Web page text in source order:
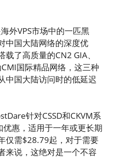
外VPS市场中的一匹黑
中国大陆网络的深度优
了高质量的CN2 GIA、
国际精品网络，这三种
中国大陆访问时的低延迟
针对CSSD和CKVM系
优惠，适用于一年或更长期
仅需$28.79起，对于需要
来说，这绝对是一个不容